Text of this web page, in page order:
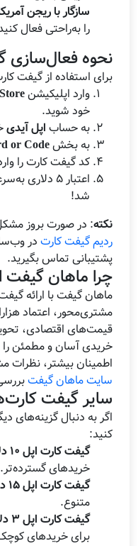
سازگار با ریجن
را به‌راحتی فعال
نحوه فعال‌سازی
برای استفاده از گیفت
وارد اپلیکیشن
خود شوید.
به حساب اپل آیدی
به بخشor Code
کد گیفت کارت را
اعتبار 5
شد!
نکته: در صورت بروز
ردیم گیفت کارت در
پشتیبانی تماس بگیرید.
چرا ماهان
ماهان گیفت با ارائه
مشتری‌محور، اعتماد
قیمت‌های اقتصادی،
خریدی آسان و مطمئن
اطمینان بیشتر، نظرات
سایت ماهان گیفت
سایر گیفت
اگر به دنبال گزینه‌های
کنید:
گیفت کارت اپل 10 دلاری آمریکا
خریدهای گسترده‌تر.
گیفت کارت اپل 15 دلاری آمریکا
متنوع.
گیفت کارت اپل 3 دلاری آمریکا
برای خریدهای